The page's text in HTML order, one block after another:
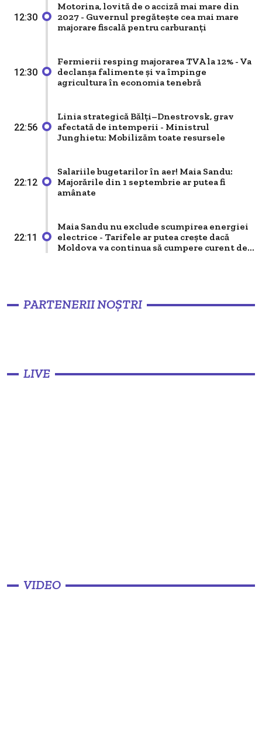
12:30
Motorina, lovită de o acciză mai mare din
2027 - Guvernul pregătește cea mai mare
majorare fiscală pentru carburanți
12:30
Fermierii resping majorarea TVA la 12% - Va
declanșa falimente și va împinge
agricultura în economia tenebră
22:56
Linia strategică Bălți–Dnestrovsk, grav
afectată de intemperii - Ministrul
Junghietu: Mobilizăm toate resursele
22:12
Salariile bugetarilor în aer! Maia Sandu:
Majorările din 1 septembrie ar putea fi
amânate
22:11
Maia Sandu nu exclude scumpirea energiei
electrice - Tarifele ar putea crește dacă
Moldova va continua să cumpere curent de...
PARTENERII NOȘTRI
LIVE
VIDEO